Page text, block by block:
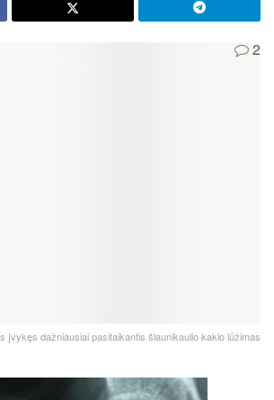
2
įvykęs dažniausiai pasitaikantis šlaunikaulio kaklo lūžimas